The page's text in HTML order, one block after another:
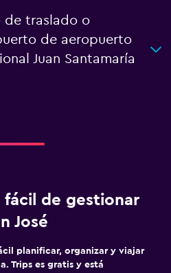
de traslado o
de aeropuerto
Juan Santamaría
fácil de gestionar
José
planificar, organizar y viajar
Trips es gratis y está